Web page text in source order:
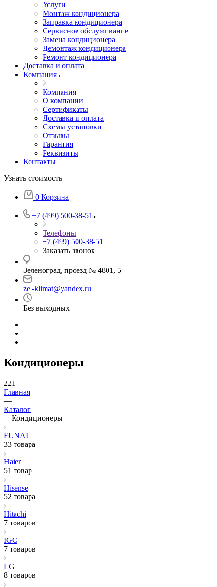
Услуги
Монтаж кондиционера
Заправка кондиционера
Сервисное обслуживание
Замена кондиционера
Демонтаж кондиционера
Ремонт кондиционера
Доставка и оплата
Компания
Компания
О компании
Сертификаты
Доставка и оплата
Схемы установки
Отзывы
Гарантия
Реквизиты
Контакты
Узнать стоимость
0 Корзина
+7 (499) 500-38-51
Телефоны
+7 (499) 500-38-51
Заказать звонок
Зеленоград, проезд № 4801, 5
zel-klimat@yandex.ru
Без выходных
Кондиционеры
221
Главная
—
Каталог
—Кондиционеры
FUNAI
33 товара
Haier
51 товар
Hisense
52 товара
Hitachi
7 товаров
IGC
7 товаров
LG
8 товаров